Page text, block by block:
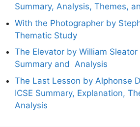
Summary, Analysis, Themes,
With the Photographer by
Thematic Study
The Elevator by William Sleator
Summary and Analysis
The Last Lesson by Alphonse
ICSE Summary, Explanation,
Analysis